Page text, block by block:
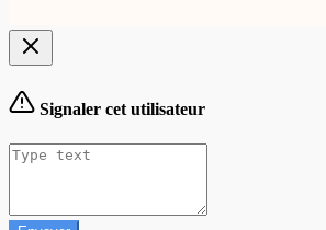
Signaler cet utilisateur